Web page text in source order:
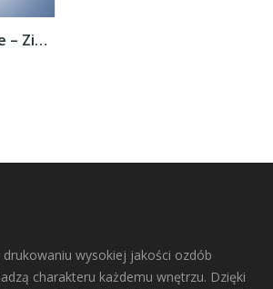
Obraz na płótnie – Zieleń woda i ryby –...
drukowaniu wysokiej jakości ozdób
charakteru każdemu wnętrzu. Dzięki